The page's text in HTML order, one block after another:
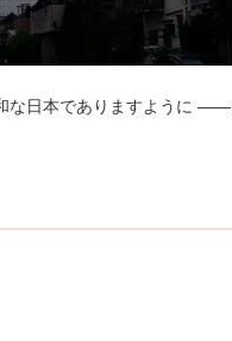
日本でありますように ——